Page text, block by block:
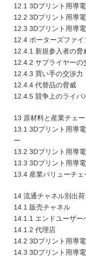
12.1 3Dプリント用導
12.2 3Dプリント用導
12.3 3Dプリント用導
12.4 ポーターズファ
12.4.1 新規参入者の脅
12.4.2 サプライヤーの
12.4.3 買い手の交渉力
12.4.4 代替品の脅威
12.4.5 競争上のライバ
13 原材料と産業チェー
13.1 3Dプリント用導
ー
13.2 3Dプリント用導
13.3 3Dプリント用導
13.4 産業バリューチェ
14 流通チャネル別出
14.1 販売チャネル
14.1.1 エンドユーザー
14.1.2 代理店
14.2 3Dプリント用導
14.3 3Dプリント用導